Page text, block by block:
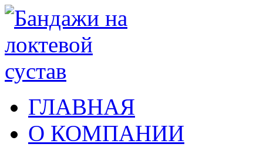
ГЛАВНАЯ
О КОМПАНИИ